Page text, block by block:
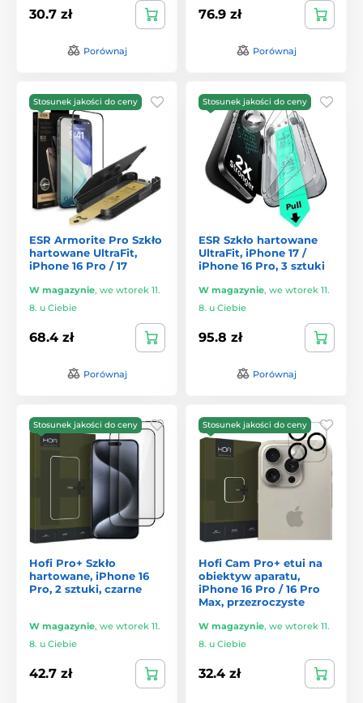
30.7 zł
Porównaj
76.9 zł
Porównaj
Stosunek jakości do ceny
ESR Armorite Pro Szkło
hartowane UltraFit,
iPhone 16 Pro / 17
W magazynie, we wtorek 11.
8. u Ciebie
68.4 zł
Porównaj
Stosunek jakości do ceny
ESR Szkło hartowane
UltraFit, iPhone 17 /
iPhone 16 Pro, 3 sztuki
W magazynie, we wtorek 11.
8. u Ciebie
95.8 zł
Porównaj
Stosunek jakości do ceny
Hofi Pro+ Szkło
hartowane, iPhone 16
Pro, 2 sztuki, czarne
W magazynie, we wtorek 11.
8. u Ciebie
42.7 zł
Stosunek jakości do ceny
Hofi Cam Pro+ etui na
obiektyw aparatu,
iPhone 16 Pro / 16 Pro
Max, przezroczyste
W magazynie, we wtorek 11.
8. u Ciebie
32.4 zł